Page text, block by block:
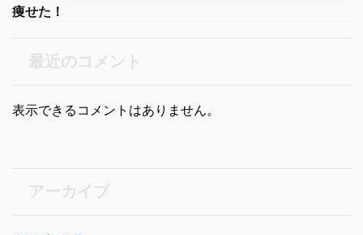
痩せた！
表示できるコメントはありません。